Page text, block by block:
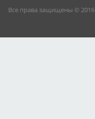
Все права защищены © 2016